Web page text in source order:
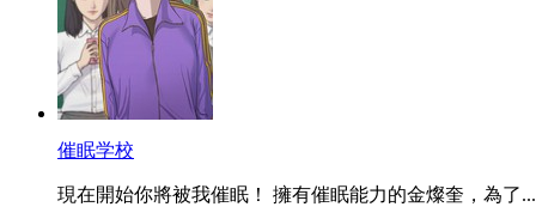
催眠学校
現在開始你將被我催眠！ 擁有催眠能力的金燦奎，為了...